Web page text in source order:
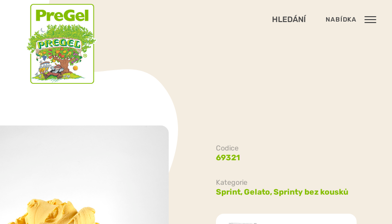
HLEDÁNÍ NABÍDKA
Codice
69321
Kategorie
Sprint,Gelato,Sprinty bez kousků